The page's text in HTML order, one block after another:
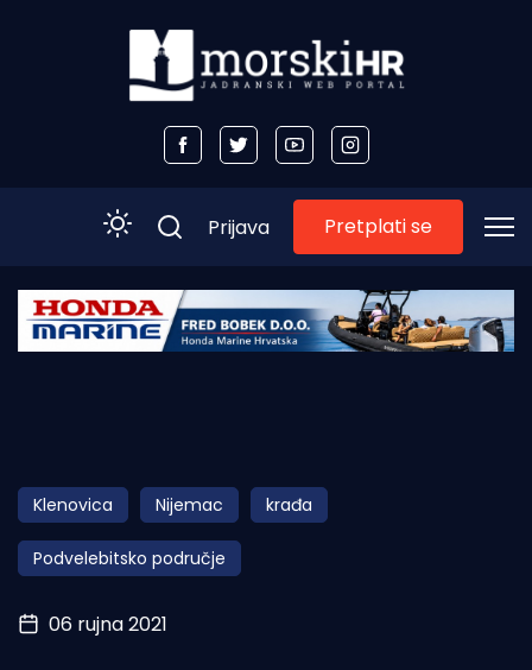
Početna
Obala
Otoci
Turizam i nautika
Pomorstvo
Prijava Pretplati se
Klenovica Nijemac krađa
Podvelebitsko područje
06 rujna 2021